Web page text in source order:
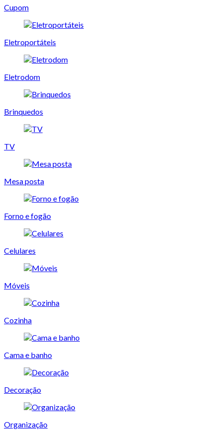
Cupom
Eletroportáteis
Eletrodom
Brinquedos
TV
Mesa posta
Forno e fogão
Celulares
Móveis
Cozinha
Cama e banho
Decoração
Organização